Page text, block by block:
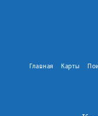
Главная Карты